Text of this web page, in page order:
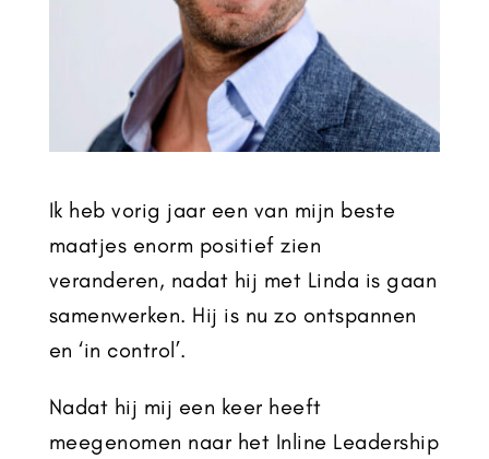
Ik heb vorig jaar een van mijn beste
maatjes enorm positief zien
veranderen, nadat hij met Linda is gaan
samenwerken. Hij is nu zo ontspannen
en ‘in control’.
Nadat hij mij een keer heeft
meegenomen naar het Inline Leadership